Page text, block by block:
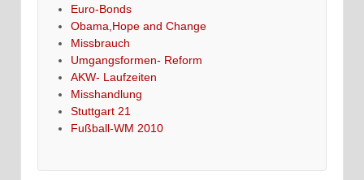
Euro-Bonds
Obama,Hope and Change
Missbrauch
Umgangsformen- Reform
AKW- Laufzeiten
Misshandlung
Stuttgart 21
Fußball-WM 2010